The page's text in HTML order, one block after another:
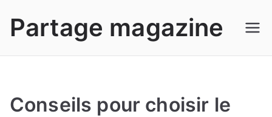
Partage magazine
Conseils pour choisir le